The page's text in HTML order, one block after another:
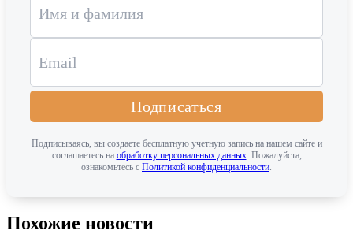
Подписаться
Подписываясь, вы создаете бесплатную учетную запись на нашем сайте и
соглашаетесь на обработку персональных данных. Пожалуйста,
ознакомьтесь с Политикой конфиденциальности.
Похожие новости